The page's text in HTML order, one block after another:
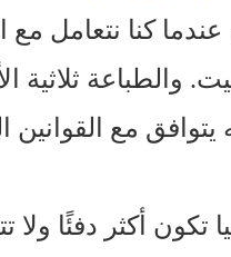
كنا نتعامل مع
والطباعة ثلاثية
يتوافق مع القوانين
تكون أكثر دفئًا